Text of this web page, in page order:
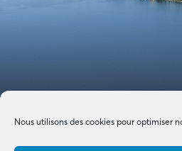
Nous utilisons des cookies pour optimiser